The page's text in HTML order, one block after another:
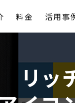
料金 活用事
リッ